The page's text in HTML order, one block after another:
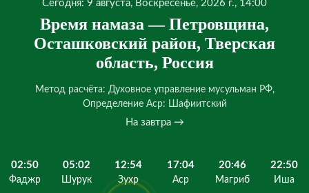
Сегодня: 9 августа, Воскресенье, 2026 г., 14:00
Время намаза — Петровщина,
Осташковский район, Тверская
область, Россия
Метод расчёта: Духовное управление мусульман РФ,
Определение Аср: Шафиитский
На завтра →
02:50
Фаджр
05:02
Шурук
12:54
Зухр
17:04
Аср
20:46
Магриб
22:50
Иша